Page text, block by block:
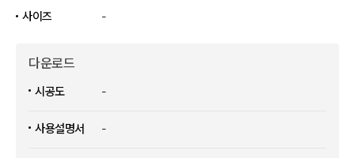
사이즈
-
다운로드
시공도 -
사용설명서 -